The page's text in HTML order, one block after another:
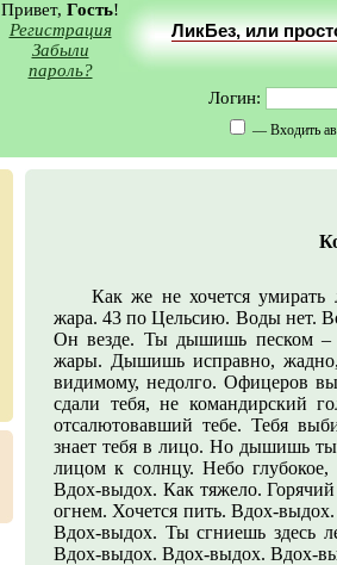
Привет, Гость!
Регистрация
Забыли
пароль?
ЛикБез, или
Логин:
— Входить
Как же не хочется умирать
жара. 43 по Цельсию. Воды нет.
Он везде. Ты дышишь песком –
жары. Дышишь исправно,
видимому, недолго. Офицеров
сдали тебя, не командирский
отсалютовавший тебе. Тебя
знает тебя в лицо. Но дышишь
лицом к солнцу. Небо глубокое,
Вдох-выдох. Как тяжело.
огнем. Хочется пить. Вдох-
Вдох-выдох. Ты сгниешь здесь
Вдох-выдох. Вдох-выдох. Вдох-